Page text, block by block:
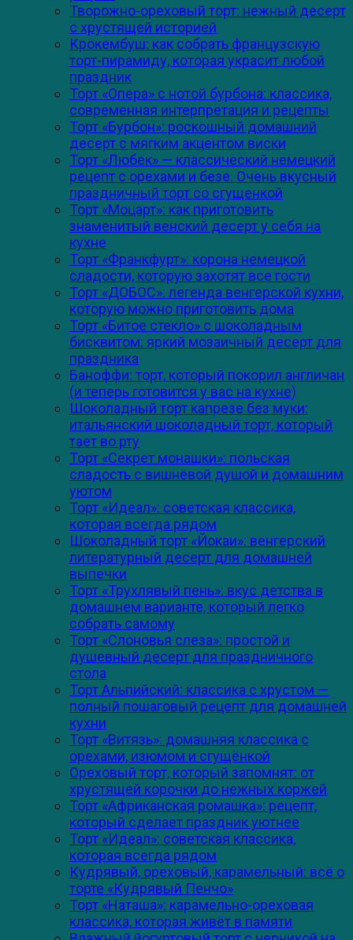
Творожно-ореховый торт: нежный десерт
с хрустящей историей
Крокембуш: как собрать французскую
торт-пирамиду, которая украсит любой
праздник
Торт «Опера» с нотой бурбона: классика,
современная интерпретация и рецепты
Торт «Бурбон»: роскошный домашний
десерт с мягким акцентом виски
Торт «Любек» — классический немецкий
рецепт с орехами и безе. Очень вкусный
праздничный торт со сгущенкой
Торт «Моцарт»: как приготовить
знаменитый венский десерт у себя на
кухне
Торт «Франкфурт»: корона немецкой
сладости, которую захотят все гости
Торт «ДОБОС»: легенда венгерской кухни,
которую можно приготовить дома
Торт «Битое стекло» с шоколадным
бисквитом: яркий мозаичный десерт для
праздника
Баноффи: торт, который покорил англичан
(и теперь готовится у вас на кухне)
Шоколадный торт капрезе без муки:
итальянский шоколадный торт, который
тает во рту
Торт «Секрет монашки»: польская
сладость с вишнёвой душой и домашним
уютом
Торт «Идеал»: советская классика,
которая всегда рядом
Шоколадный торт «Йокаи»: венгерский
литературный десерт для домашней
выпечки
Торт «Трухлявый пень»: вкус детства в
домашнем варианте, который легко
собрать самому
Торт «Слоновья слеза»: простой и
душевный десерт для праздничного
стола
Торт Альпийский: классика с хрустом —
полный пошаговый рецепт для домашней
кухни
Торт «Витязь»: домашняя классика с
орехами, изюмом и сгущёнкой
Ореховый торт, который запомнят: от
хрустящей корочки до нежных коржей
Торт «Африканская ромашка»: рецепт,
который сделает праздник уютнее
Торт «Идеал»: советская классика,
которая всегда рядом
Кудрявый, ореховый, карамельный: всё о
торте «Кудрявый Пенчо»
Торт «Наташа»: карамельно-ореховая
классика, которая живёт в памяти